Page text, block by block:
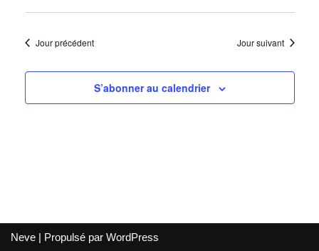
Jour précédent Jour suivant
S’abonner au calendrier
Neve | Propulsé par WordPress